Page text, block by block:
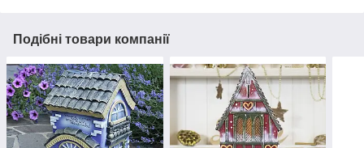
Подібні товари компанії